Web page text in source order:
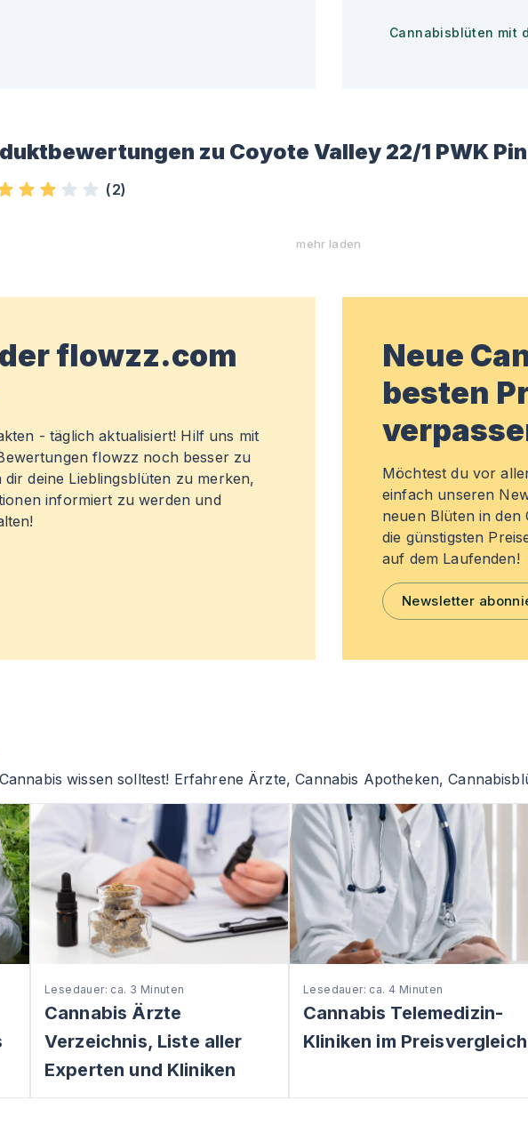
Cannabisblüten mit
zu Coyote Valley 22/1 PWK
(2)
mehr laden
flowzz.com
- täglich aktualisiert! Hilf uns mit
flowzz noch besser zu
deine Lieblingsblüten zu merken,
informiert zu werden und
Neue
besten
Möchtest du vor
einfach unseren
neuen Blüten in den
die günstigsten
auf dem Laufenden!
Newsletter
wissen solltest! Erfahrene Ärzte, Cannabis Apotheken,
Lesedauer: ca. 3 Minuten
Cannabis Ärzte
Verzeichnis, Liste aller
Experten und Kliniken
Lesedauer: ca. 4 Minuten
Cannabis Telemedizin-
Kliniken im Preisvergleich